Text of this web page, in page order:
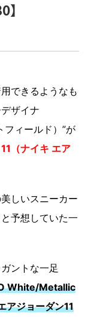
できるようなも
ザイナ
ィールド）”が
（ナイキ エア
しいスニーカー
予想していた一
ントな一足
White/Metallic
アジョーダン11